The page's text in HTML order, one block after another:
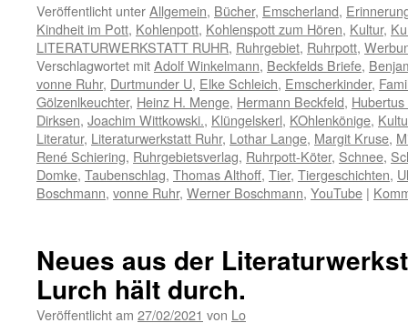
Veröffentlicht unterAllgemein, Bücher, Emscherland,
Kindheit im Pott, Kohlenpott, Kohlenspott zum Hören, Kultur,
LITERATURWERKSTATT RUHR, Ruhrgebiet, Ruhrpott,
Verschlagwortet mitAdolf Winkelmann, Beckfelds Briefe,
vonne Ruhr, Durtmunder U, Elke Schleich, Emscherkinder,
Gölzenlkeuchter, Heinz H. Menge, Hermann Beckfeld,
Dirksen, Joachim Wittkowski., Klüngelskerl, KOhlenkönige,
Literatur, Literaturwerkstatt Ruhr, Lothar Lange, Margit Kruse,
René Schiering, Ruhrgebietsverlag, Ruhrpott-Köter, Schnee,
Domke, Taubenschlag, Thomas Althoff, Tier, Tiergeschichten,
Boschmann, vonne Ruhr, Werner Boschmann, YouTube |
Neues aus der
Lurch hält durch.
Veröffentlicht am 27/02/2021 von Lo